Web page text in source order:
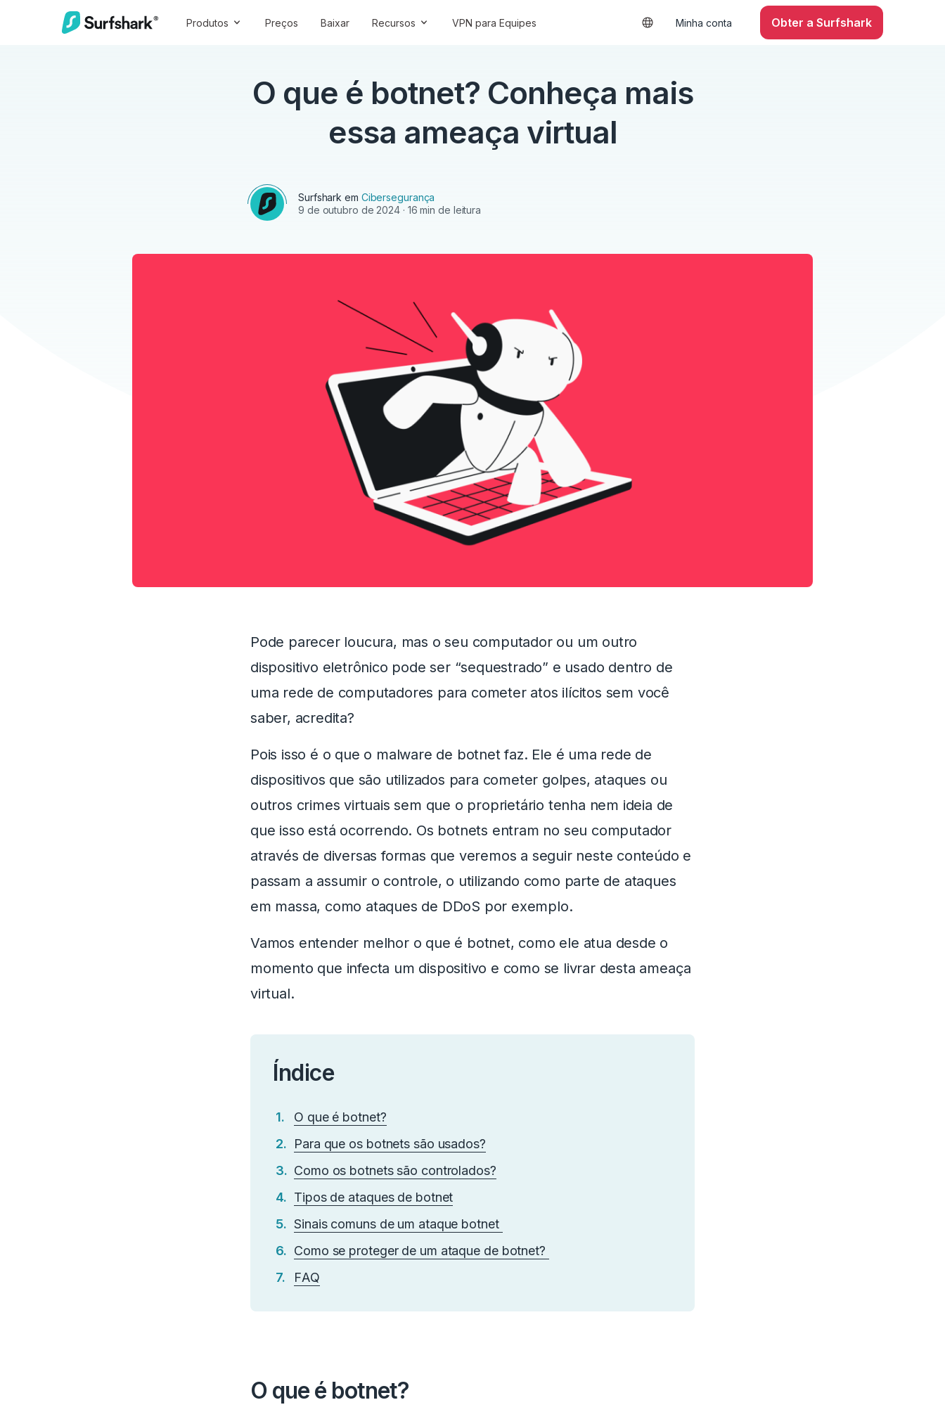
Produtos Preços Baixar Recursos VPN para Equipes Minha conta Obter a Surfshark
O que é botnet? Conheça mais
essa ameaça virtual
Surfshark em Cibersegurança
9 de outubro de 2024 · 16 min de leitura
Pode parecer loucura, mas o seu computador ou um outro
dispositivo eletrônico pode ser “sequestrado” e usado dentro de
uma rede de computadores para cometer atos ilícitos sem você
saber, acredita?
Pois isso é o que o malware de botnet faz. Ele é uma rede de
dispositivos que são utilizados para cometer golpes, ataques ou
outros crimes virtuais sem que o proprietário tenha nem ideia de
que isso está ocorrendo. Os botnets entram no seu computador
através de diversas formas que veremos a seguir neste conteúdo e
passam a assumir o controle, o utilizando como parte de ataques
em massa, como ataques de DDoS por exemplo.
Vamos entender melhor o que é botnet, como ele atua desde o
momento que infecta um dispositivo e como se livrar desta ameaça
virtual.
Índice
O que é botnet?
Para que os botnets são usados?
Como os botnets são controlados?
Tipos de ataques de botnet
Sinais comuns de um ataque botnet
Como se proteger de um ataque de botnet?
FAQ
O que é botnet?